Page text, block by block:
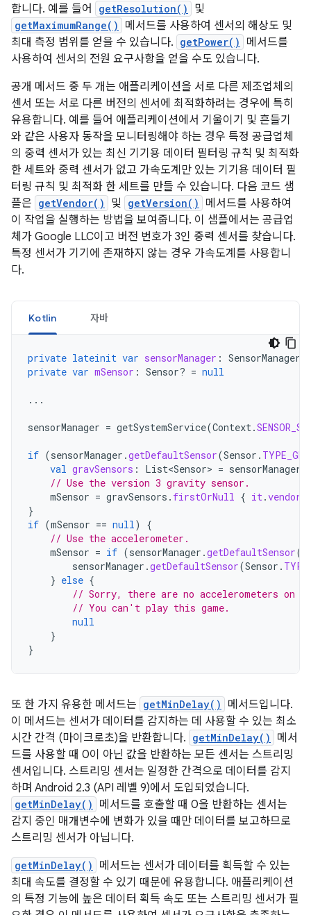
합니다. 예를 들어
getResolution() 및
getMaximumRange()
메서드를 사용하여 센서의 해상도 및
최대 측정 범위를 얻을 수 있습니다. getPower()
메서드를
사용하여 센서의 전원 요구사항을 얻을 수도 있습니다.
공개 메서드 중 두 개는 애플리케이션을 서로 다른 제조업체의
센서 또는 서로 다른 버전의 센서에 최적화하려는 경우에 특히
유용합니다. 예를 들어 애플리케이션에서 기울이기 및 흔들기
와 같은 사용자 동작을 모니터링해야 하는 경우 특정 공급업체
의 중력 센서가 있는 최신 기기용 데이터 필터링 규칙 및 최적화
한 세트와 중력 센서가 없고 가속도계만 있는 기기용 데이터 필
터링 규칙 및 최적화 한 세트를 만들 수 있습니다. 다음 코드 샘
플은 getVendor() 및 getVersion()
메서드를 사용하여
이 작업을 실행하는 방법을 보여줍니다. 이 샘플에서는 공급업
체가 Google LLC이고 버전 번호가 3인 중력 센서를 찾습니다.
특정 센서가 기기에 존재하지 않는 경우 가속도계를 사용합니
다.
Kotlin 자바
private lateinit var sensorManager : SensorManager
private var mSensor : Sensor? = null
...
sensorManager = getSystemService(Context.
if (sensorManager .getDefaultSensor(Sensor .
val gravSensors : List<Sensor> = sensorManager
// Use the version 3 gravity sensor.
mSensor = gravSensors . firstOrNull { it.vendor
}
if (mSensor == null)
{
// Use the accelerometer.
mSensor = if (sensorManager .getDefaultSensor(
sensorManager .getDefaultSensor(Sensor .
} else {
// Sorry, there are no accelerometers on
// You can't play this game.
null
}
}
또 한 가지 유용한 메서드는 getMinDelay()
메서드입니다.
이 메서드는 센서가 데이터를 감지하는 데 사용할 수 있는 최소
시간 간격 (마이크로초)을 반환합니다. getMinDelay()
메서
드를 사용할 때 0이 아닌 값을 반환하는 모든 센서는 스트리밍
센서입니다. 스트리밍 센서는 일정한 간격으로 데이터를 감지
하며 Android 2.3 (API 레벨 9)에서 도입되었습니다.
getMinDelay()
메서드를 호출할 때 0을 반환하는 센서는
감지 중인 매개변수에 변화가 있을 때만 데이터를 보고하므로
스트리밍 센서가 아닙니다.
getMinDelay()
메서드는 센서가 데이터를 획득할 수 있는
최대 속도를 결정할 수 있기 때문에 유용합니다. 애플리케이션
의 특정 기능에 높은 데이터 획득 속도 또는 스트리밍 센서가 필